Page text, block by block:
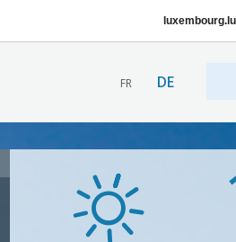
luxembourg.lu
FR DE